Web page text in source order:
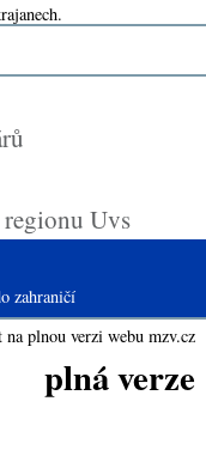
Uvs
zahraničí
plnou verzi webu mzv.cz
plná verze